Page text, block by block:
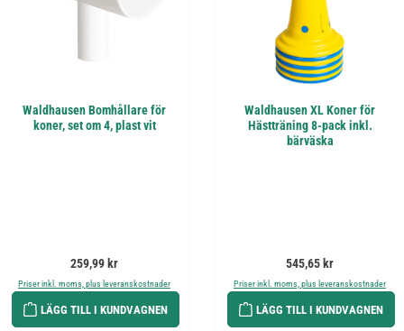
Waldhausen Bomhållare för
koner, set om 4, plast vit
Ordinarie pris:
259,99 kr
Priser inkl. moms, plus leveranskostnader
LÄGG TILL I KUNDVAGNEN
Waldhausen XL Koner för
Hästträning 8-pack inkl.
bärväska
Ordinarie pris:
545,65 kr
Priser inkl. moms, plus leveranskostnader
LÄGG TILL I KUNDVAGNEN